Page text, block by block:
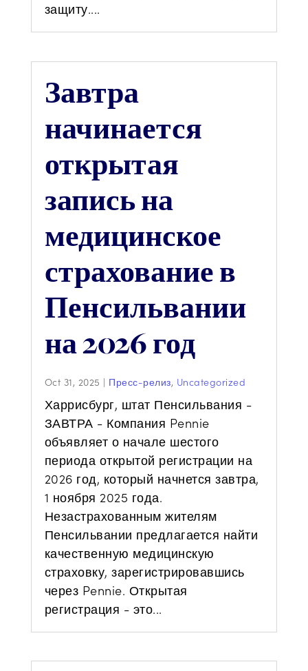
защиту....
Завтра
начинается
открытая
запись на
медицинское
страхование в
Пенсильвании
на 2026 год
Oct 31, 2025 | Пресс-релиз, Uncategorized
Харрисбург, штат Пенсильвания -
ЗАВТРА - Компания Pennie
объявляет о начале шестого
периода открытой регистрации на
2026 год, который начнется завтра,
1 ноября 2025 года.
Незастрахованным жителям
Пенсильвании предлагается найти
качественную медицинскую
страховку, зарегистрировавшись
через Pennie. Открытая
регистрация - это...